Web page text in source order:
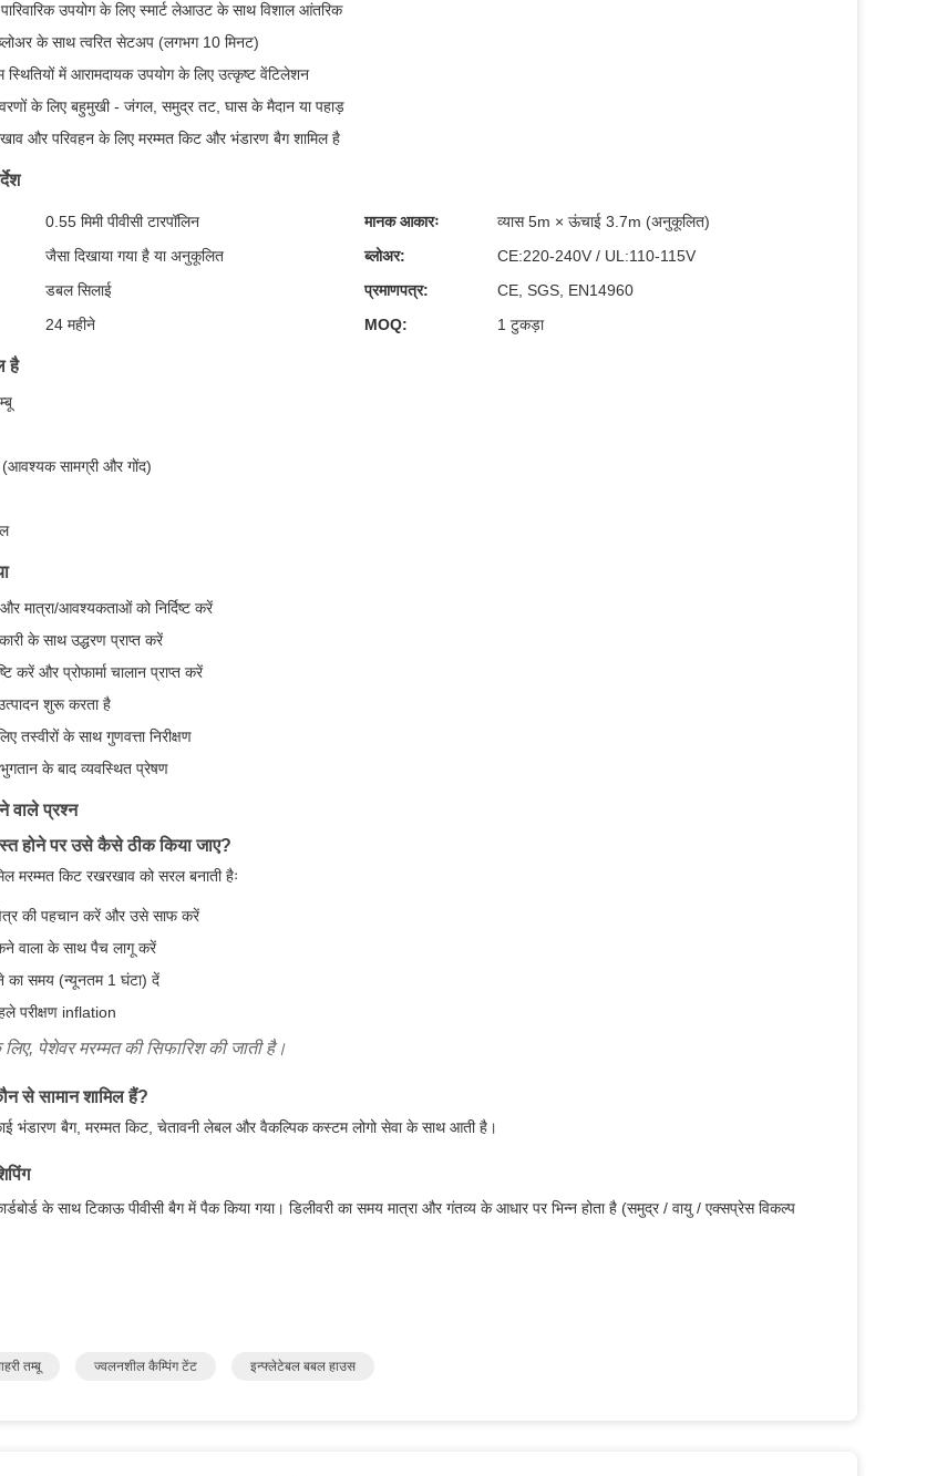
उपयोग के लिए स्मार्ट लेआउट के साथ विशाल आंतरिक
ब्लोअर के साथ त्वरित सेटअप (लगभग 10 मिनट)
स्थितियों में आरामदायक उपयोग के लिए उत्कृष्ट वेंटिलेशन
के लिए बहुमुखी - जंगल, समुद्र तट, घास के मैदान या पहाड़
और परिवहन के लिए मरम्मत किट और भंडारण बैग शामिल है
0.55 मिमी पीवीसी टारपॉलिन मानक आकारः
व्यास 5m × ऊंचाई 3.7m (अनुकूलित)
जैसा दिखाया गया है या अनुकूलित ब्लोअर:
CE:220-240V / UL:110-115V
डबल सिलाई प्रमाणपत्र:
CE, SGS, EN14960
24 महीने MOQ: 1 टुकड़ा
है
(आवश्यक सामग्री और गोंद)
मात्रा/आवश्यकताओं को निर्दिष्ट करें
के साथ उद्धरण प्राप्त करें
करें और प्रोफार्मा चालान प्राप्त करें
शुरू करता है
तस्वीरों के साथ गुणवत्ता निरीक्षण
के बाद व्यवस्थित प्रेषण
वाले प्रश्न
होने पर उसे कैसे ठीक किया जाए?
मरम्मत किट रखरखाव को सरल बनाती हैः
की पहचान करें और उसे साफ करें
वाला के साथ पैच लागू करें
का समय (न्यूनतम 1 घंटा) दें
परीक्षण inflation
लिए, पेशेवर मरम्मत की सिफारिश की जाती है।
से सामान शामिल हैं?
भंडारण बैग, मरम्मत किट, चेतावनी लेबल और वैकल्पिक कस्टम लोगो सेवा के साथ आती है।
के साथ टिकाऊ पीवीसी बैग में पैक किया गया। डिलीवरी का समय मात्रा और गंतव्य के आधार पर भिन्न होता है (समुद्र / वायु / एक्सप्रेस विकल्प
तम्बू ज्वलनशील कैम्पिंग टेंट इन्फ्लेटेबल बबल हाउस